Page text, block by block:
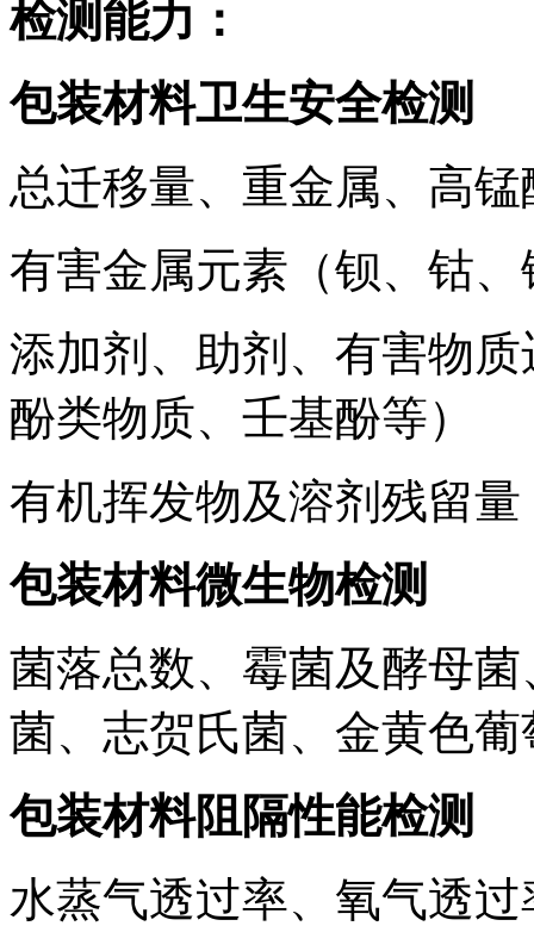
检测能力：
包装材料卫生安全检测
总迁移量、重金属、高
有害金属元素（钡、钴
添加剂、助剂、有害物
酚类物质、壬基酚等）
有机挥发物及溶剂残留
包装材料微生物检测
菌落总数、霉菌及酵母
菌、志贺氏菌、金黄色
包装材料阻隔性能检测
水蒸气透过率、氧气透